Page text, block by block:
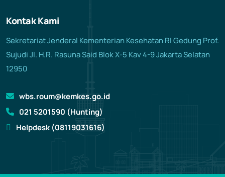
Kontak Kami
Sekretariat Jenderal Kementerian Kesehatan RI Gedung Prof.
Sujudi Jl. H.R. Rasuna Said Blok X-5 Kav 4-9 Jakarta Selatan
12950
wbs.roum@kemkes.go.id
021 5201590 (Hunting)
Helpdesk (08119031616)